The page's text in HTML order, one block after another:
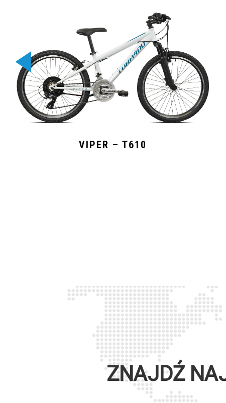
VIPER – T610
ZNAJDŹ